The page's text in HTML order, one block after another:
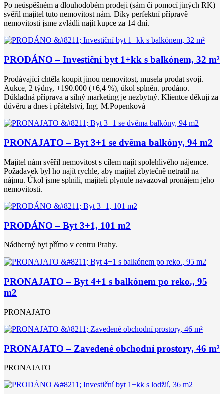
Po neúspěšném a dlouhodobém prodeji (sám či pomocí jiných RK)
svěřil majitel tuto nemovitost nám. Díky perfektní přípravě
nemovitosti jsme zvládli najít kupce za 14 dní.
PRODÁNO – Investiční byt 1+kk s balkónem, 32 m²
Prodávající chtěla koupit jinou nemovitost, musela prodat svojí.
Aukce, 2 týdny, +190.000 (+6,4 %), úkol splněn. prodáno.
Důkladná příprava a silný marketing je nezbytný. Klientce děkuji za
důvěru a dnes i přátelství, Ing. M.Popenková
PRONAJATO – Byt 3+1 se dvěma balkóny, 94 m2
Majitel nám svěřil nemovitost s cílem najít spolehlivého nájemce.
Požadavek byl ho najít rychle, aby majitel zbytečně netratil na
nájmu. Úkol jsme splnili, majiteli plynule navazoval pronájem jeho
nemovitosti.
PRODÁNO – Byt 3+1, 101 m2
Nádherný byt přímo v centru Prahy.
PRONAJATO – Byt 4+1 s balkónem po reko., 95
m2
PRONAJATO
PRONAJATO – Zavedené obchodní prostory, 46 m²
PRONAJATO